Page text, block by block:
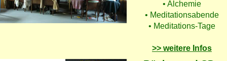
• Alchemie
• Meditationsabende
• Meditations-Tage
>> weitere Infos